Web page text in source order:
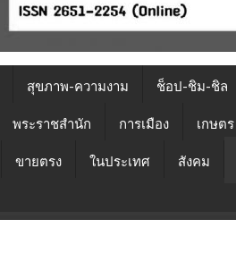
สุขภาพ-ความงาม ช็อป-ชิม-ชิล
พระราชสำนัก การเมือง เกษตร
ขายตรง ในประเทศ สังคม